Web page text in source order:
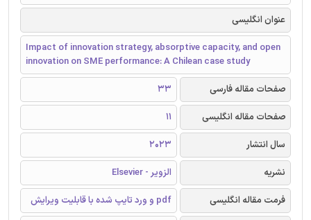
عنوان انگلیسی
Impact of innovation strategy, absorptive capacity, and open
innovation on SME performance: A Chilean case study
صفحات مقاله فارسی
33
صفحات مقاله انگلیسی
11
سال انتشار
2023
نشریه
الزویر - Elsevier
فرمت مقاله انگلیسی
pdf و ورد تایپ شده با قابلیت ویرایش